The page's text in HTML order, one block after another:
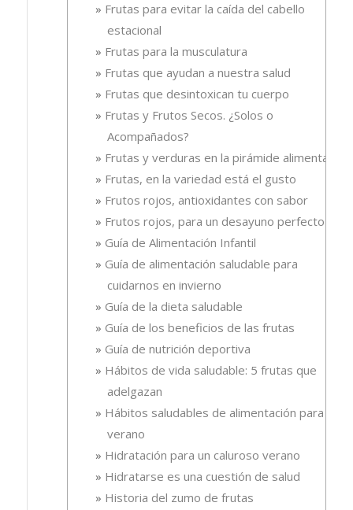
Frutas para evitar la caída del cabello
estacional
Frutas para la musculatura
Frutas que ayudan a nuestra salud
Frutas que desintoxican tu cuerpo
Frutas y Frutos Secos. ¿Solos o
Acompañados?
Frutas y verduras en la pirámide alimentaria
Frutas, en la variedad está el gusto
Frutos rojos, antioxidantes con sabor
Frutos rojos, para un desayuno perfecto
Guía de Alimentación Infantil
Guía de alimentación saludable para
cuidarnos en invierno
Guía de la dieta saludable
Guía de los beneficios de las frutas
Guía de nutrición deportiva
Hábitos de vida saludable: 5 frutas que
adelgazan
Hábitos saludables de alimentación para el
verano
Hidratación para un caluroso verano
Hidratarse es una cuestión de salud
Historia del zumo de frutas